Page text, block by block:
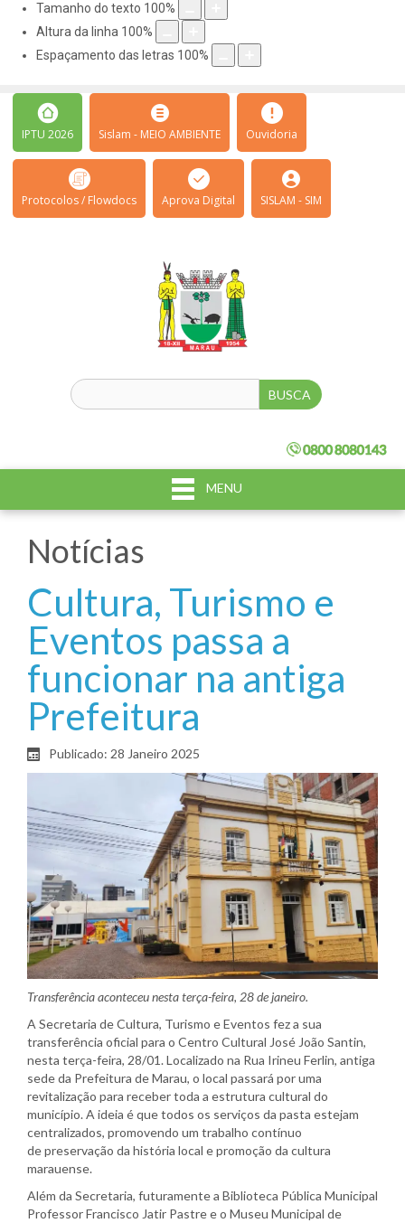
Tamanho do texto 100%
Altura da linha 100%
Espaçamento das letras 100%
IPTU 2026 Sislam - MEIO AMBIENTE Ouvidoria
Protocolos / Flowdocs Aprova Digital SISLAM - SIM
MENU
Notícias
Cultura, Turismo e
Eventos passa a
funcionar na antiga
Prefeitura
Publicado: 28 Janeiro 2025
Transferência aconteceu nestaterça-feira, 28 de janeiro.
A Secretaria de Cultura, Turismo e Eventos fez a sua
transferência oficial para o Centro Cultural José João Santin,
nesta terça-feira, 28/01. Localizado na Rua Irineu Ferlin, antiga
sede da Prefeitura de Marau, o local passará por uma
revitalização para receber toda a estrutura cultural do
município. A ideia é que todos os serviços da pasta estejam
centralizados, promovendo um trabalho contínuo
de preservação da história local e promoção da cultura
marauense.
Além da Secretaria, futuramente a Biblioteca Pública Municipal
Professor Francisco Jatir Pastre e o Museu Municipal de